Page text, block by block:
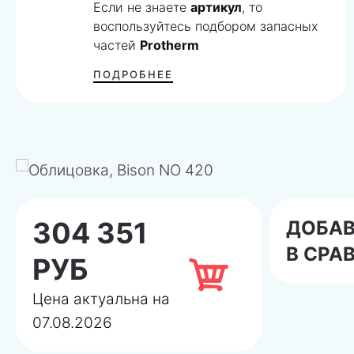
Если не знаетеартикул, то
воспользуйтесь подбором запасных
частей Protherm
ПОДРОБНЕЕ
304 351
РУБ
Цена актуальна на
07.08.2026
В